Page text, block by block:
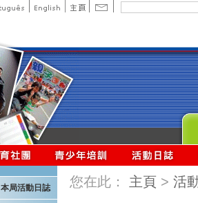
本局活動日誌 您在此： 主頁 > 活